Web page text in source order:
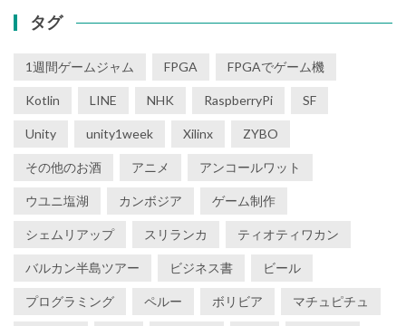
タグ
1週間ゲームジャム FPGA FPGAでゲーム機
Kotlin LINE NHK RaspberryPi SF
Unity unity1week Xilinx ZYBO
その他のお酒 アニメ アンコールワット
ウユニ塩湖 カンボジア ゲーム制作
シェムリアップ スリランカ ティオティワカン
バルカン半島ツアー ビジネス書 ビール
プログラミング ペルー ボリビア マチュピチュ